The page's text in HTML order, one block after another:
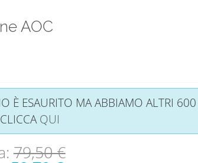
AOC
È ESAURITO MA ABBIAMO ALTRI 600
QUI
79,50 €